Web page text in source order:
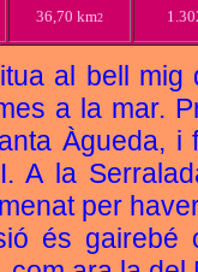
36,70 km2
al bell
a la mar.
Àgueda, i
A la
per
és